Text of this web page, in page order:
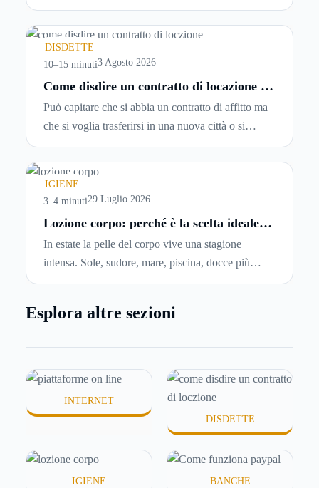
password, si accetta una serie di condizioni senza
leggerle davvero. Tutto avviene in pochi minuti,
spesso senza che ci si fermi a capire dove si sta
entrando.
DISDETTE
10–15 minuti3 Agosto 2026
Come disdire un contratto di locazione in
modo corretto ed efficace
Può capitare che si abbia un contratto di affitto ma
che si voglia trasferirsi in una nuova città o si
abbiano problemi a pagare il canone, per cui si
comincia a cercare un’altra abitazione: è legittimo
chiedersi se è possibile
locazioneprima che scada. In questa guida
capiremo come inviare la disdetta per un contratto
IGIENE
3–4 minuti29 Luglio 2026
Lozione corpo: perché è la scelta ideale
In estate la pelle del corpo vive una stagione
intensa. Sole, sudore, mare, piscina, docce più
frequenti e aria condizionata possono renderla
meno confortevole. Eppure, proprio nei mesi caldi,
o difficili da assorbire.
Esplora altre sezioni
INTERNET
DISDETTE
IGIENE BANCHE